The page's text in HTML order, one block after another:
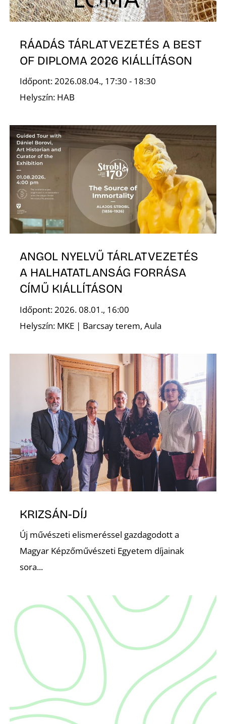
RÁADÁS TÁRLATVEZETÉS A BEST
OF DIPLOMA 2026 KIÁLLÍTÁSON
Időpont: 2026.08.04., 17:30 - 18:30
Helyszín: HAB
ANGOL NYELVŰ TÁRLATVEZETÉS
A HALHATATLANSÁG FORRÁSA
CÍMŰ KIÁLLÍTÁSON
Időpont: 2026. 08.01., 16:00
Helyszín: MKE | Barcsay terem, Aula
KRIZSÁN-DÍJ
Új művészeti elismeréssel gazdagodott a
Magyar Képzőművészeti Egyetem díjainak
sora...